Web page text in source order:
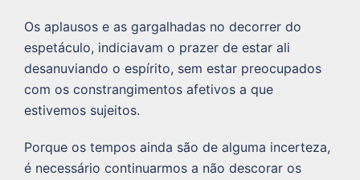
Os aplausos e as gargalhadas no decorrer do
espetáculo, indiciavam o prazer de estar ali
desanuviando o espírito, sem estar preocupados
com os constrangimentos afetivos a que
estivemos sujeitos.
Porque os tempos ainda são de alguma incerteza,
é necessário continuarmos a não descorar os